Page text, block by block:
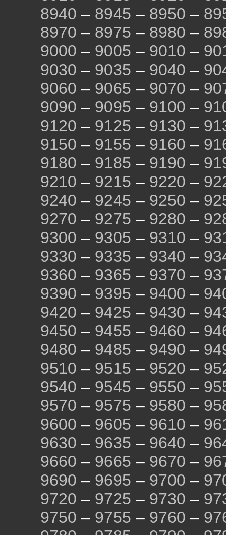
8940 – 8945 – 8950 –
8970 – 8975 – 8980 –
9000 – 9005 – 9010 –
9030 – 9035 – 9040 –
9060 – 9065 – 9070 –
9090 – 9095 – 9100 –
9120 – 9125 – 9130 –
9150 – 9155 – 9160 –
9180 – 9185 – 9190 –
9210 – 9215 – 9220 –
9240 – 9245 – 9250 –
9270 – 9275 – 9280 –
9300 – 9305 – 9310 –
9330 – 9335 – 9340 –
9360 – 9365 – 9370 –
9390 – 9395 – 9400 –
9420 – 9425 – 9430 –
9450 – 9455 – 9460 –
9480 – 9485 – 9490 –
9510 – 9515 – 9520 –
9540 – 9545 – 9550 –
9570 – 9575 – 9580 –
9600 – 9605 – 9610 –
9630 – 9635 – 9640 –
9660 – 9665 – 9670 –
9690 – 9695 – 9700 –
9720 – 9725 – 9730 –
9750 – 9755 – 9760 –